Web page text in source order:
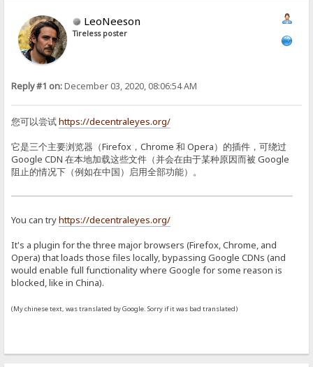
LeoNeeson
Tireless poster
Reply #1 on:December 03, 2020, 08:06:54 AM
您可以尝试https://decentraleyes.org/
它是三个主要浏览器（Firefox，Chrome 和 Opera）的插件，可绕过
Google CDN 在本地加载这些文件（并会在由于某种原因而被 Google
阻止的情况下（例如在中国）启用全部功能）。
You can tryhttps://decentraleyes.org/
It's a plugin for the three major browsers (Firefox, Chrome, and
Opera) that loads those files locally, bypassing Google CDNs (and
would enable full functionality where Google for some reason is
blocked, like in China).
(My chinese text, was translated by Google. Sorry if it was bad translated)